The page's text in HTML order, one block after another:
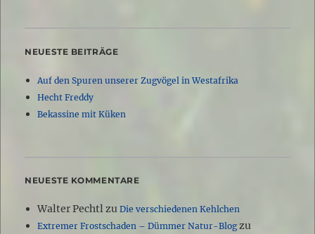
NEUESTE BEITRÄGE
Auf den Spuren unserer Zugvögel in Westafrika
Hecht Freddy
Bekassine mit Küken
NEUESTE KOMMENTARE
Walter Pechtlzu Die verschiedenen Kehlchen
Extremer Frostschaden – Dümmer Natur-Blogzu